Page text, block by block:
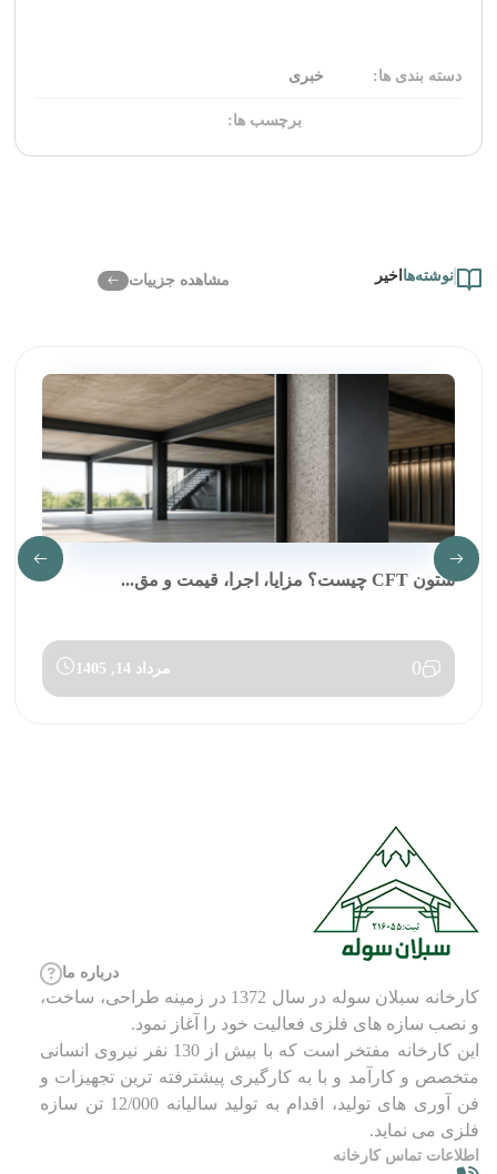
دسته بندی ها: خبری
برچسب ها:
نوشته‌ها اخیر مشاهده جزییات
ستون CFT چیست؟ مزایا، اجرا، قیمت و مق...
0 مرداد 14, 1405
درباره ما
کارخانه سبلان سوله در سال 1372 در زمینه طراحی، ساخت،
و نصب سازه های فلزی فعالیت خود را آغاز نمود.
این کارخانه مفتخر است که با بیش از 130 نفر نیروی انسانی
متخصص و کارآمد و با به کارگیری پیشترفته ترین تجهیزات و
فن آوری های تولید، اقدام به تولید سالیانه 12/000 تن سازه
فلزی می نماید.
اطلاعات تماس کارخانه